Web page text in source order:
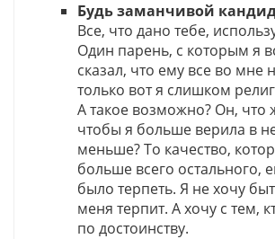
Будь заманчивой
Все, что дано тебе,
Один парень, с которым я
сказал, что ему все во мне
только вот я слишком
А такое возможно? Он, что
чтобы я больше верила в
меньше? То качество,
больше всего остального,
было терпеть. Я не хочу
меня терпит. А хочу с тем,
по достоинству.